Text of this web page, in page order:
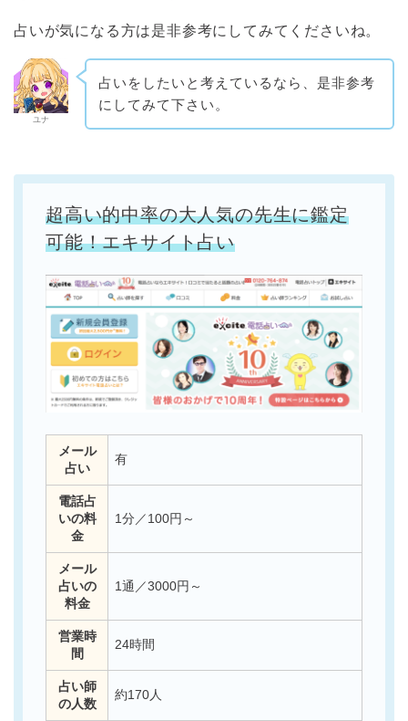
占いが気になる方は是非参考にしてみてくださいね。
ユナ
占いをしたいと考えているなら、是非参考
にしてみて下さい。
超高い的中率の大人気の先生に鑑定
可能！エキサイト占い
メール
占い
有
電話占
いの料
金
1分／100円～
メール
占いの
料金
1通／3000円～
営業時
間
24時間
占い師
の人数
約170人